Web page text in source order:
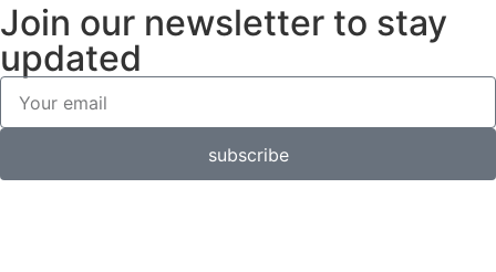
Join our newsletter to stay
updated
subscribe